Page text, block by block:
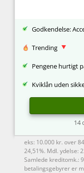
Godkendelse:
Trending
Pengene hurtigt
Kviklån uden
14
eks: 10.000 kr. over
24,51%. Mdl. ydelse:
Samlede kreditomk.:
betalingsgebyrer er